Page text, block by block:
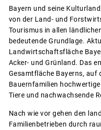
Bayern und seine
von der Land- und
Tourismus in allen
bedeutende Grundlage.
Landwirtschaftsfläche
Acker- und Grünland. Das
Gesamtfläche Bayerns, auf
Bauernfamilien
Tiere und nachwachsende
Nach wie vor gehen den
Familienbetrieben durch